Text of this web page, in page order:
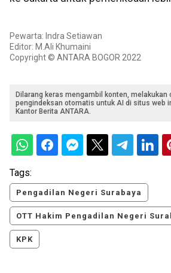
Pewarta: Indra Setiawan
Editor: M.Ali Khumaini
Copyright © ANTARA BOGOR 2022
Dilarang keras mengambil konten, melakukan
pengindeksan otomatis untuk AI di situs web
Kantor Berita ANTARA.
Tags:
Pengadilan Negeri Surabaya
OTT Hakim Pengadilan Negeri
KPK